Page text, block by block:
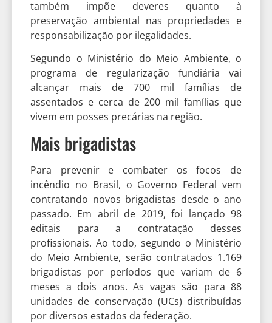
também impõe deveres quanto à
preservação ambiental nas propriedades e
responsabilização por ilegalidades.
Segundo o Ministério do Meio Ambiente, o
programa de regularização fundiária vai
alcançar mais de 700 mil famílias de
assentados e cerca de 200 mil famílias que
vivem em posses precárias na região.
Mais brigadistas
Para prevenir e combater os focos de
incêndio no Brasil, o Governo Federal vem
contratando novos brigadistas desde o ano
passado. Em abril de 2019, foi lançado 98
editais para a contratação desses
profissionais. Ao todo, segundo o Ministério
do Meio Ambiente, serão contratados 1.169
brigadistas por períodos que variam de 6
meses a dois anos. As vagas são para 88
unidades de conservação (UCs) distribuídas
por diversos estados da federação.